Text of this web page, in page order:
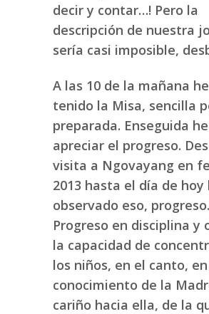
decir y contar…! Pero la
descripción de nuestra
sería casi imposible,
A las 10 de la mañana
tenido la Misa, sencilla
preparada. Enseguida
apreciar el progreso.
visita a Ngovayang en
2013 hasta el día de hoy
observado eso, progreso.
Progreso en disciplina y
la capacidad de
los niños, en el canto,
conocimiento de la
cariño hacia ella, de la